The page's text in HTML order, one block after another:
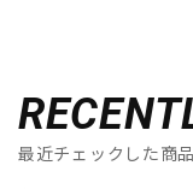
最近チェックした商品